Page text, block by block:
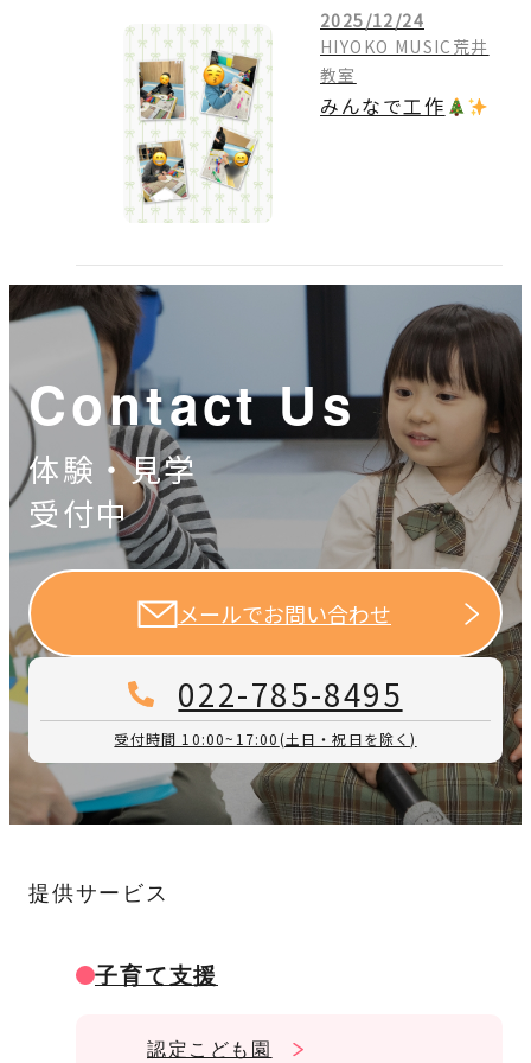
2025/12/24
HIYOKO MUSIC荒井
教室
みんなで工作
Contact Us
体験・見学
受付中
メールでお問い合わせ
022-785-8495
受付時間 10:00~17:00(土日・祝日を除く)
提供サービス
子育て支援
認定こども園